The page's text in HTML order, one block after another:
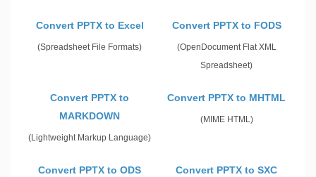
Convert PPTX to Excel
(Spreadsheet File Formats)
Convert PPTX to FODS
(OpenDocument Flat XML
Spreadsheet)
Convert PPTX to
MARKDOWN
(Lightweight Markup Language)
Convert PPTX to MHTML
(MIME HTML)
Convert PPTX to ODS Convert PPTX to SXC